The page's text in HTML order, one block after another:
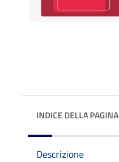
INDICE DELLA PAGINA
Descrizione